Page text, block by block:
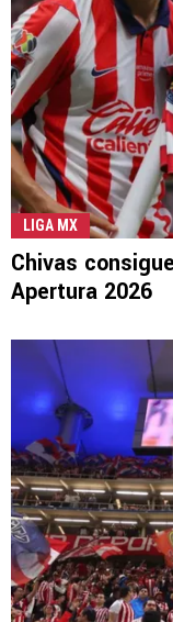
LIGA MX
Chivas
Apertura 2026